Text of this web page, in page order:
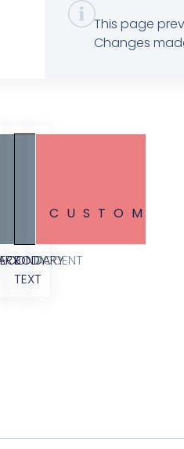
This page
Changes
BODY
TEXT
ACCENT
CUSTOM